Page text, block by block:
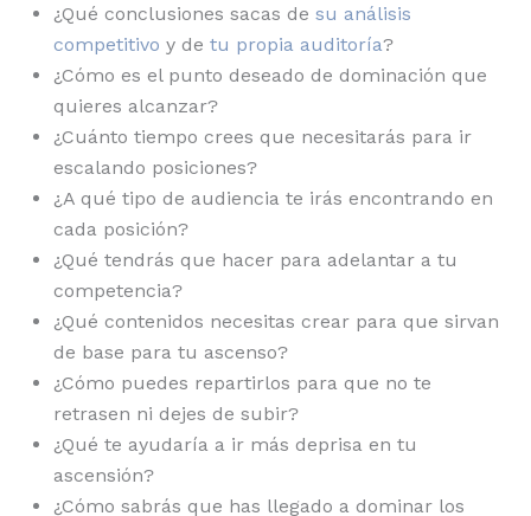
¿Qué conclusiones sacas de su análisis
competitivo y de tu propia auditoría?
¿Cómo es el punto deseado de dominación que
quieres alcanzar?
¿Cuánto tiempo crees que necesitarás para ir
escalando posiciones?
¿A qué tipo de audiencia te irás encontrando en
cada posición?
¿Qué tendrás que hacer para adelantar a tu
competencia?
¿Qué contenidos necesitas crear para que sirvan
de base para tu ascenso?
¿Cómo puedes repartirlos para que no te
retrasen ni dejes de subir?
¿Qué te ayudaría a ir más deprisa en tu
ascensión?
¿Cómo sabrás que has llegado a dominar los